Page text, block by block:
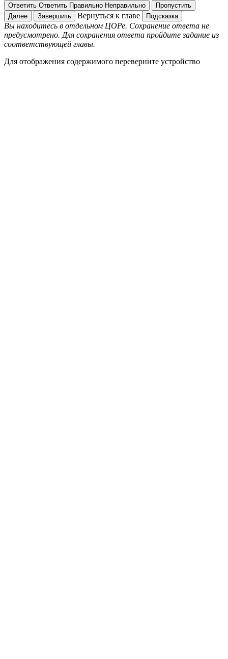
Ответить Ответить Правильно Неправильно
Пропустить
Далее
Завершить Вернуться к главе Подсказка
Вы находитесь в отдельном ЦОРе. Сохранение ответа не
предусмотрено. Для сохранения ответа пройдите задание из
соответствующей главы.
Для отображения содержимого переверните устройство